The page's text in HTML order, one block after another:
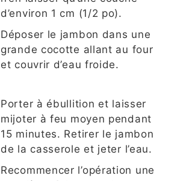
d’environ 1 cm (1/2 po).
Déposer le jambon dans une
grande cocotte allant au four
et couvrir d’eau froide.
Porter à ébullition et laisser
mijoter à feu moyen pendant
15 minutes. Retirer le jambon
de la casserole et jeter l’eau.
Recommencer l’opération une